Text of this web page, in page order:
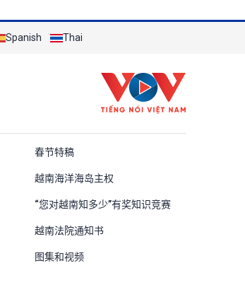
Spanish Thai
春节特稿
越南海洋海岛主权
“您对越南知多少”有奖知识竞赛
越南法院通知书
图集和视频